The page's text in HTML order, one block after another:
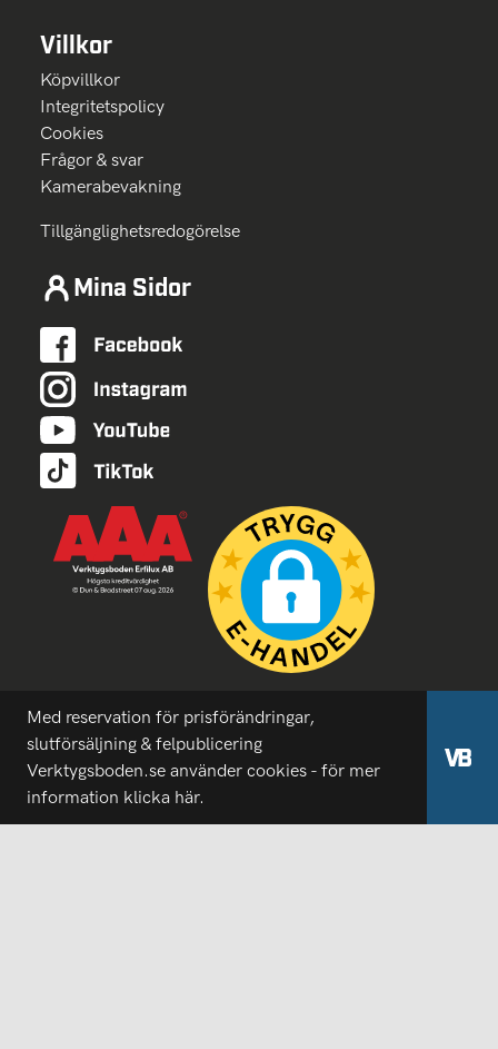
Villkor
Köpvillkor
Integritetspolicy
Cookies
Frågor & svar
Kamerabevakning
Tillgänglighetsredogörelse
Mina Sidor
Med reservation för prisförändringar,
slutförsäljning & felpublicering
Verktygsboden.se använder cookies - för mer
information klicka här.